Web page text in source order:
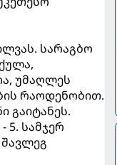
სარაგბო
უმაღლეს
რაოდენობით.
გაიტანეს.
5. სამჯერ